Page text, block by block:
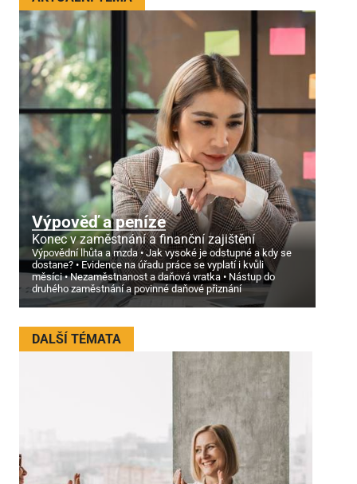
Výpověď a peníze
Konec v zaměstnání a finanční zajištění
Výpovědní lhůta a mzda
Jak vysoké je odstupné a kdy se
dostane?
Evidence na úřadu práce se vyplatí i kvůli
měsíci
Nezaměstnanost a daňová vratka
Nástup do
druhého zaměstnání a povinné daňové přiznání
DALŠÍ TÉMATA